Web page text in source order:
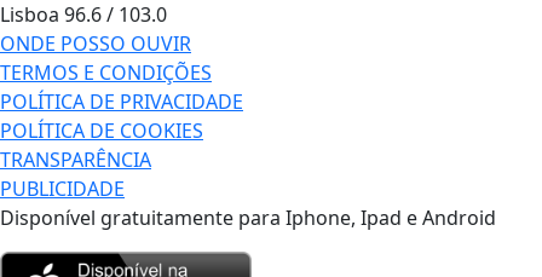
Lisboa 96.6 / 103.0
ONDE POSSO OUVIR
TERMOS E CONDIÇÕES
POLÍTICA DE PRIVACIDADE
POLÍTICA DE COOKIES
TRANSPARÊNCIA
PUBLICIDADE
Disponível gratuitamente para Iphone, Ipad e Android